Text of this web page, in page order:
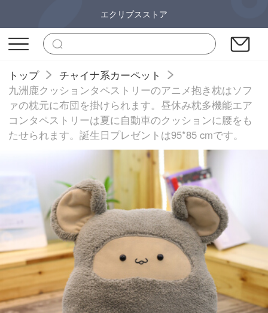
エクリプスストア
トップ
チャイナ系カーペット
九洲鹿クッションタペストリーのアニメ抱き枕はソフ
ァの枕元に布団を掛けられます。昼休み枕多機能エア
コンタペストリーは夏に自動車のクッションに腰をも
たせられます。誕生日プレゼントは95*85 cmです。